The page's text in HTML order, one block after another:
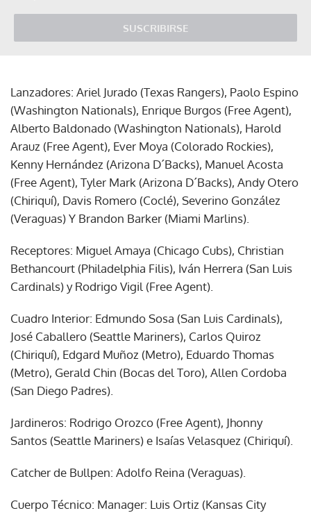
SUSCRIBIRSE
Lanzadores: Ariel Jurado (Texas Rangers), Paolo Espino
(Washington Nationals), Enrique Burgos (Free Agent),
Alberto Baldonado (Washington Nationals), Harold
Arauz (Free Agent), Ever Moya (Colorado Rockies),
Kenny Hernández (Arizona D´Backs), Manuel Acosta
(Free Agent), Tyler Mark (Arizona D´Backs), Andy Otero
(Chiriquí), Davis Romero (Coclé), Severino González
(Veraguas) Y Brandon Barker (Miami Marlins).
Receptores: Miguel Amaya (Chicago Cubs), Christian
Bethancourt (Philadelphia Filis), Iván Herrera (San Luis
Cardinals) y Rodrigo Vigil (Free Agent).
Cuadro Interior: Edmundo Sosa (San Luis Cardinals),
José Caballero (Seattle Mariners), Carlos Quiroz
(Chiriquí), Edgard Muñoz (Metro), Eduardo Thomas
(Metro), Gerald Chin (Bocas del Toro), Allen Cordoba
(San Diego Padres).
Jardineros: Rodrigo Orozco (Free Agent), Jhonny
Santos (Seattle Mariners) e Isaías Velasquez (Chiriquí).
Catcher de Bullpen: Adolfo Reina (Veraguas).
Cuerpo Técnico: Manager: Luis Ortiz (Kansas City